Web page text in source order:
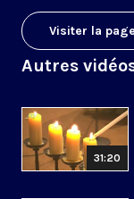
Visiter la
Autres
31:20